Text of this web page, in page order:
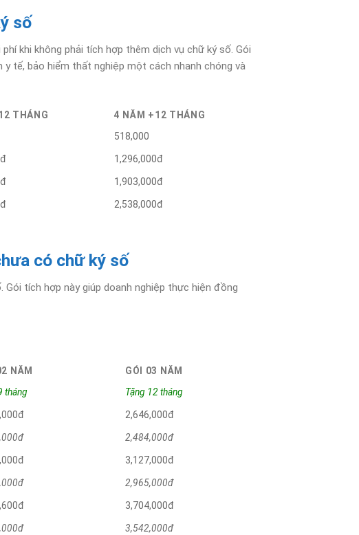
số
khi không phải tích hợp thêm dịch vụ chữ ký số. Gói
tế, bảo hiểm thất nghiệp một cách nhanh chóng và
THÁNG
4 NĂM +12 THÁNG
518,000
1,296,000đ
1,903,000đ
2,538,000đ
có chữ ký số
tích hợp này giúp doanh nghiệp thực hiện đồng
NĂM
GÓI 03 NĂM
tháng Tặng 12 tháng
2,646,000đ
2,484,000đ
3,127,000đ
2,965,000đ
3,704,000đ
3,542,000đ